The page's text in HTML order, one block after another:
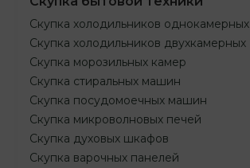
Скупка холодильников однокамерных
Скупка холодильников двухкамерных
Скупка морозильных камер
Скупка стиральных машин
Скупка посудомоечных машин
Скупка микроволновых печей
Скупка духовых шкафов
Скупка варочных панелей